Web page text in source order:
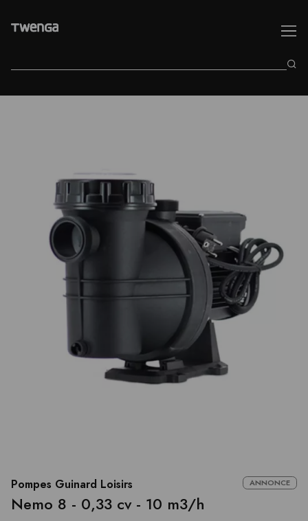
Pompes Guinard Loisirs ANNONCE
Nemo 8 - 0,33 cv - 10 m3/h